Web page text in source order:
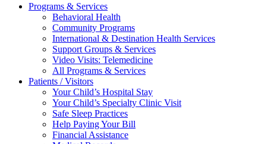
Programs & Services
Behavioral Health
Community Programs
International & Destination Health Services
Support Groups & Services
Video Visits: Telemedicine
All Programs & Services
Patients / Visitors
Your Child’s Hospital Stay
Your Child’s Specialty Clinic Visit
Safe Sleep Practices
Help Paying Your Bill
Financial Assistance